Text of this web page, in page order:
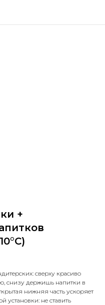
+
сверху красиво
снизу держишь напитки в
нижняя часть ускоряет
установки: не ставить